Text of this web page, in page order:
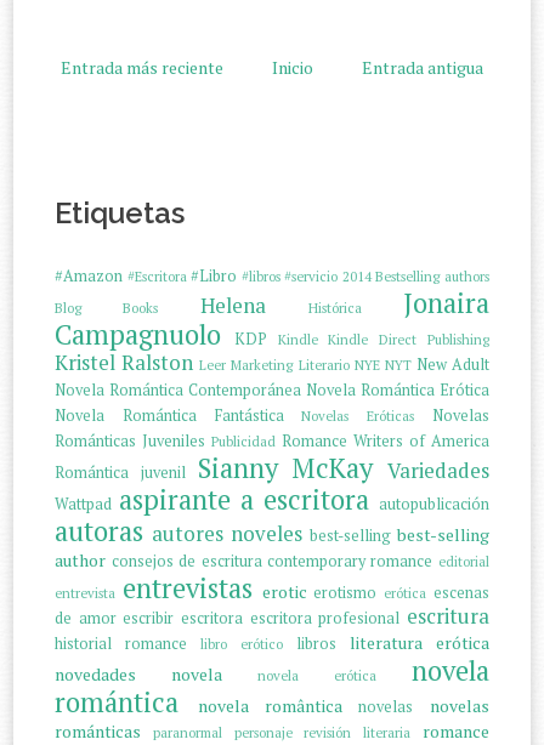
Entrada más reciente Entrada antigua
Inicio
Etiquetas
#Amazon #Escritora #Libro #libros #servicio 2014 Bestselling authors
Blog
Books Helena Histórica
Jonaira
Campagnuolo
KDP Kindle Kindle Direct Publishing
Kristel Ralston Leer Marketing Literario NYE NYT New Adult
Novela Romántica Contemporánea Novela Romántica Erótica
Novela Romántica Fantástica
Novelas Eróticas
Novelas
Románticas Juveniles Publicidad Romance Writers of America
Romántica juvenil
Sianny McKay Variedades
Wattpad aspirante a escritora autopublicación
autoras autores noveles best-selling best-selling
author consejos de escritura contemporary romance editorial
entrevista entrevistas erotic erotismo erótica escenas
de amor escribir escritora escritora profesional escritura
historial romance libro erótico libros
literatura erótica
novedades
novela novela erótica
novela
romántica
novela romântica novelas
novelas
románticas
paranormal personaje revisión literaria romance